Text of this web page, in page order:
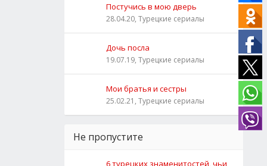
Постучись в мою дверь
28.04.20, Турецкие сериалы
Дочь посла
19.07.19, Турецкие сериалы
Мои братья и сестры
25.02.21, Турецкие сериалы
Не пропустите
6 турецких знаменитостей, чьи